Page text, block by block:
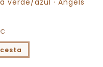
verde/azul · Angels
€